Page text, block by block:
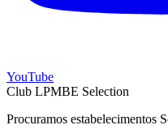
YouTube
Club LPMBE Selection
Procuramos estabelecimentos